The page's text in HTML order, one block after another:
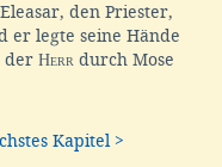
den Priester,
er legte seine Hände
der Herr durch Mose
Kapitel >